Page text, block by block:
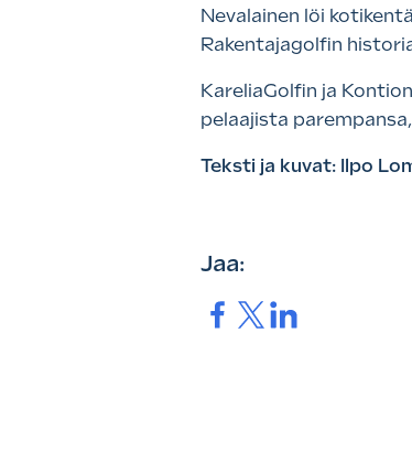
Nevalainen löi
Rakentajagolfin
KareliaGolfin ja
pelaajista
Teksti ja kuvat: Ilpo
Jaa:
Jaa. Jaa.Jaa.